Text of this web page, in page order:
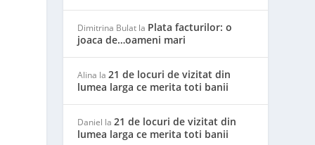
Dimitrina Bulat la Plata facturilor: o
joaca de…oameni mari
Alina la21 de locuri de vizitat din
lumea larga ce merita toti banii
Daniel la21 de locuri de vizitat din
lumea larga ce merita toti banii